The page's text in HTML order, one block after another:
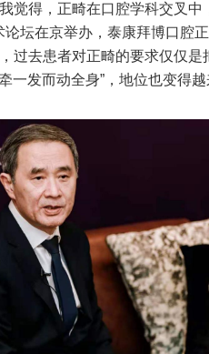
觉得，正畸在口腔学科交叉中
坛在京举办，泰康拜博口腔
过去患者对正畸的要求仅仅是
一发而动全身”，地位也变得越